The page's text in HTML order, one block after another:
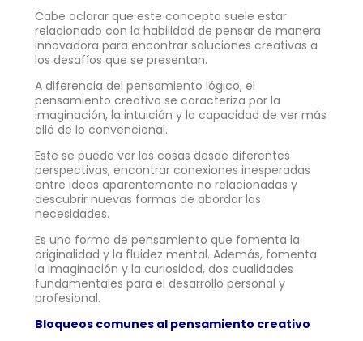
Cabe aclarar que este concepto suele estar
relacionado con la habilidad de pensar de manera
innovadora para encontrar soluciones creativas a
los desafíos que se presentan.
A diferencia del pensamiento lógico, el
pensamiento creativo se caracteriza por la
imaginación, la intuición y la capacidad de ver más
allá de lo convencional.
Este se puede ver las cosas desde diferentes
perspectivas, encontrar conexiones inesperadas
entre ideas aparentemente no relacionadas y
descubrir nuevas formas de abordar las
necesidades.
Es una forma de pensamiento que fomenta la
originalidad y la fluidez mental. Además, fomenta
la imaginación y la curiosidad, dos cualidades
fundamentales para el desarrollo personal y
profesional.
Bloqueos comunes al pensamiento creativo